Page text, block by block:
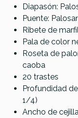
Diapasón:
Puente:
Ribete de marfil
Pala de color
Roseta de
caoba
20 trastes
Profundidad
1/4)
Ancho de